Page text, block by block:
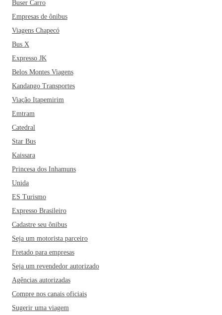
Buser Carro
Empresas de ônibus
Viagens Chapecó
Bus X
Expresso JK
Belos Montes Viagens
Kandango Transportes
Viação Itapemirim
Emtram
Catedral
Star Bus
Kaissara
Princesa dos Inhamuns
Unida
ES Turismo
Expresso Brasileiro
Cadastre seu ônibus
Seja um motorista parceiro
Fretado para empresas
Seja um revendedor autorizado
Agências autorizadas
Compre nos canais oficiais
Sugerir uma viagem